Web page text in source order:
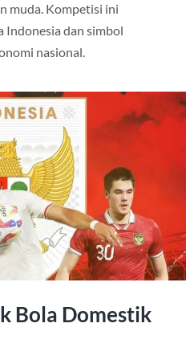
muda. Kompetisi ini
Indonesia dan simbol
nasional.
Bola Domestik